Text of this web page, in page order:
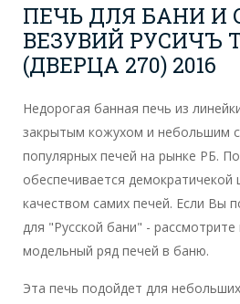
ПЕЧЬ ДЛЯ БАНИ И
ВЕЗУВИЙ РУСИЧЪ
(ДВЕРЦА 270) 2016
Недорогая банная печь из
закрытым кожухом и небольшим
популярных печей на рынке РБ.
обеспечивается
качеством самих печей. Если Вы
для "Русской бани" -
модельный ряд печей в баню.
Эта печь подойдет для